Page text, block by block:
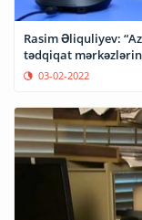
Rasim Əliquliyev:
tədqiqat
03-02-2022